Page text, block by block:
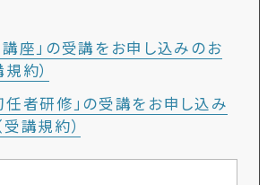
講座」の受講をお申し込みのお
約）
任者研修」の受講をお申し込み
講規約）